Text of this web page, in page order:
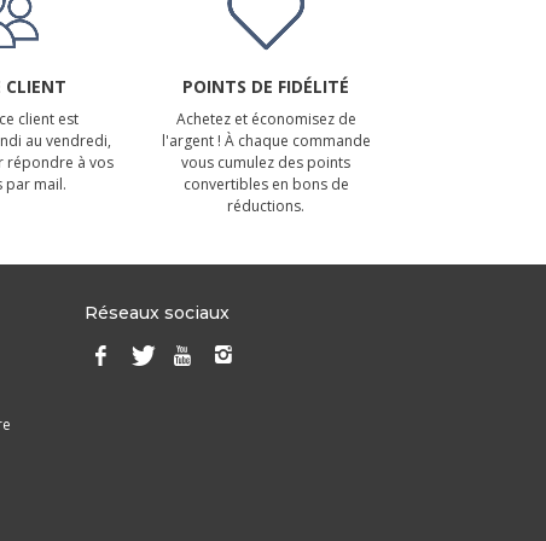
CLIENT
client est
au vendredi,
répondre à vos
par mail.
POINTS DE FIDÉLITÉ
Achetez et économisez de
l'argent ! À chaque commande
vous cumulez des points
convertibles en bons de
réductions.
Réseaux sociaux